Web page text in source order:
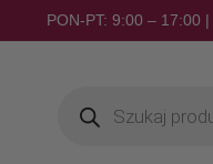
PON-PT: 9:00 – 17:00